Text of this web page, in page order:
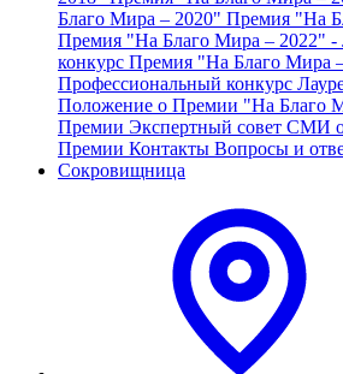
Благо Мира – 2020" Премия "На
Премия "На Благо Мира – 2022" -
конкурс Премия "На Благо Мира
Профессиональный конкурс
Положение о Премии "На Благо
Премии Экспертный совет СМИ о
Премии Контакты Вопросы и
Сокровищница